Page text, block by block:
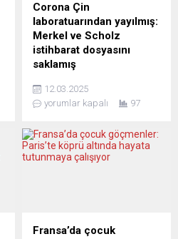
Corona Çin
laboratuarından yayılmış:
Merkel ve Scholz
istihbarat dosyasını
saklamış
dünya genelinde
milyonlarca insanın hayatını
kökeniyle ilgili tartışmalar
hala sürüyor. Son olarak,
gizlendiği iddiası ülkede
12.03.2025
yorumlar kapalı
97
Fransa’da çocuk